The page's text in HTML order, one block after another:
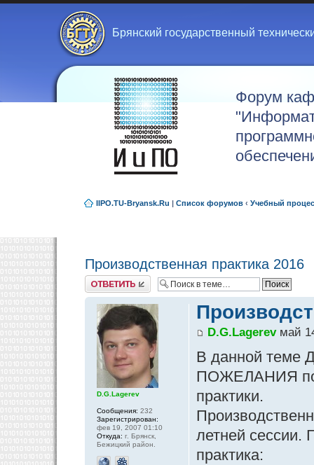
Брянский государственный
Форум
IIPO.TU-Bryansk.Ru | Список форумов ‹ Учебный
Производственная практика 2016
Ответить
D.G.Lagerevмай
В данной теме
ПОЖЕЛАНИЯ по
практики.
летней сессии.
практика:
D.G.Lagerev
Сообщения: 232
Зарегистрирован:
фев 19, 2007 01:10
Откуда: г. Брянск,
Бежицкий район.